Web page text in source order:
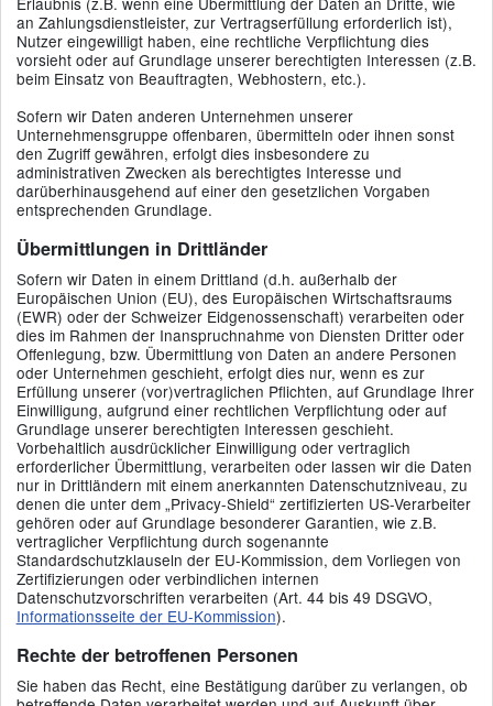
an Zahlungsdienstleister, zur Vertragserfüllung erforderlich ist),
Nutzer eingewilligt haben, eine rechtliche Verpflichtung dies
vorsieht oder auf Grundlage unserer berechtigten Interessen (z.B.
beim Einsatz von Beauftragten, Webhostern, etc.).
Sofern wir Daten anderen Unternehmen unserer
Unternehmensgruppe offenbaren, übermitteln oder ihnen sonst
den Zugriff gewähren, erfolgt dies insbesondere zu
administrativen Zwecken als berechtigtes Interesse und
darüberhinausgehend auf einer den gesetzlichen Vorgaben
entsprechenden Grundlage.
Übermittlungen in Drittländer
Sofern wir Daten in einem Drittland (d.h. außerhalb der
Europäischen Union (EU), des Europäischen Wirtschaftsraums
(EWR) oder der Schweizer Eidgenossenschaft) verarbeiten oder
dies im Rahmen der Inanspruchnahme von Diensten Dritter oder
Offenlegung, bzw. Übermittlung von Daten an andere Personen
oder Unternehmen geschieht, erfolgt dies nur, wenn es zur
Erfüllung unserer (vor)vertraglichen Pflichten, auf Grundlage Ihrer
Einwilligung, aufgrund einer rechtlichen Verpflichtung oder auf
Grundlage unserer berechtigten Interessen geschieht.
Vorbehaltlich ausdrücklicher Einwilligung oder vertraglich
erforderlicher Übermittlung, verarbeiten oder lassen wir die Daten
nur in Drittländern mit einem anerkannten Datenschutzniveau, zu
denen die unter dem „Privacy-Shield“ zertifizierten US-Verarbeiter
gehören oder auf Grundlage besonderer Garantien, wie z.B.
vertraglicher Verpflichtung durch sogenannte
Standardschutzklauseln der EU-Kommission, dem Vorliegen von
Zertifizierungen oder verbindlichen internen
Datenschutzvorschriften verarbeiten (Art. 44 bis 49 DSGVO,
Informationsseite der EU-Kommission).
Rechte der betroffenen Personen
Sie haben das Recht, eine Bestätigung darüber zu verlangen, ob